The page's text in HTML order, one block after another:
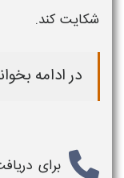
شکایت کند.
در ادامه
برای